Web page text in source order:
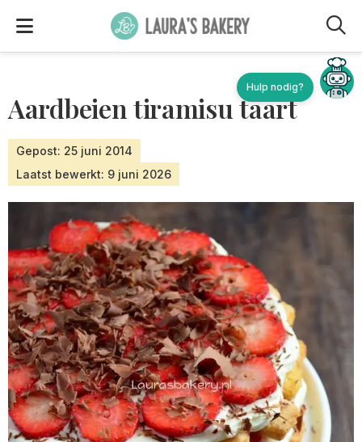
Aardbeien tiramisu taart
Gepost: 25 juni 2014
Laatst bewerkt: 9 juni 2026